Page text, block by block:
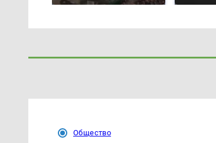
Общество